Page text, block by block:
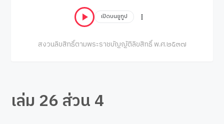
เปิดบนยูทูป
สงวนลิขสิทธิ์ตามพระราชบัญญัติลิขสิทธิ์ พ.ศ.๒๕๓๗
เล่ม 26 ส่วน 4